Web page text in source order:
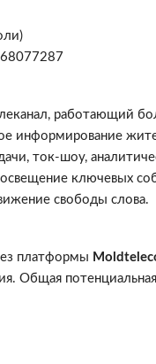
работающий
информирование
ток-шоу,
освещение ключевых
свободы слова.
платформы
Общая